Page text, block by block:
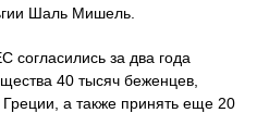
Шаль Мишель.
за два года
40 тысяч беженцев,
а также принять еще 20